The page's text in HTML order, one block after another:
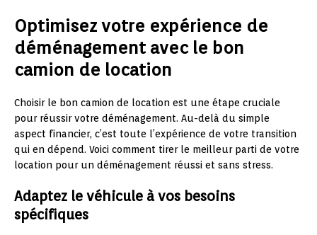
Optimisez votre expérience de
déménagement avec le bon
camion de location
Choisir le bon camion de location est une étape cruciale
pour réussir votre déménagement. Au-delà du simple
aspect financier, c’est toute l’expérience de votre transition
qui en dépend. Voici comment tirer le meilleur parti de votre
location pour un déménagement réussi et sans stress.
Adaptez le véhicule à vos besoins
spécifiques